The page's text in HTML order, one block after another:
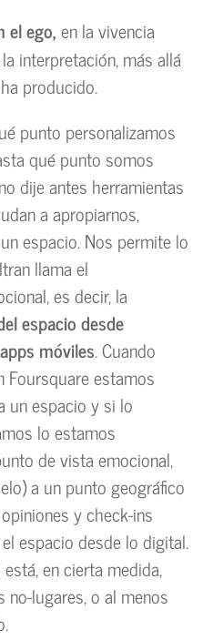
el ego,en la vivencia
interpretación, más allá
producido.
punto personalizamos
qué punto somos
dije antes herramientas
a apropiarnos,
espacio. Nos permite lo
llama el
es decir, la
espacio desde
móviles. Cuando
Foursquare estamos
un espacio y si lo
lo estamos
de vista emocional,
a un punto geográfico
y check-ins
espacio desde lo digital.
en cierta medida,
lugares, o al menos